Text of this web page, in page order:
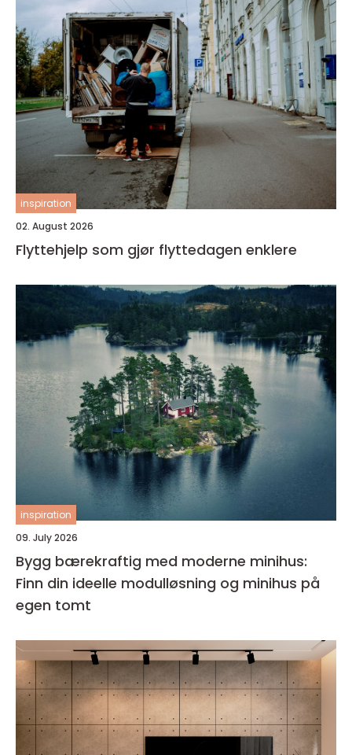
inspiration
02. August 2026
Flyttehjelp som gjør flyttedagen enklere
inspiration
09. July 2026
Bygg bærekraftig med moderne minihus:
Finn din ideelle modulløsning og minihus på
egen tomt